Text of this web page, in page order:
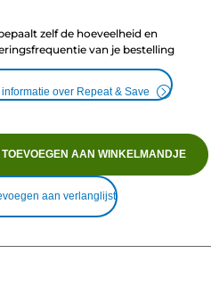
zelf de hoeveelheid en
van je bestelling
over Repeat & Save
TOEVOEGEN AAN WINKELMANDJE
aan verlanglijst